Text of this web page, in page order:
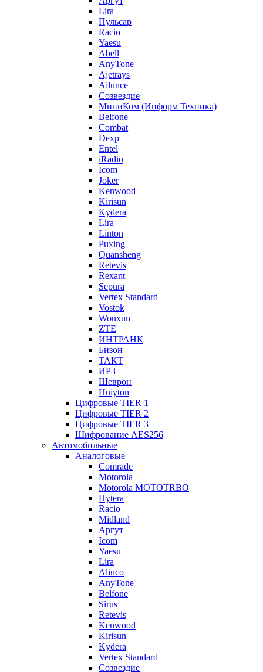
Lira
Пульсар
Racio
Yaesu
Abell
AnyTone
Ajetrays
Ailunce
Созвездие
МиниКом (Информ Техника)
Belfone
Combat
Dexp
Entel
iRadio
Icom
Joker
Kenwood
Kirisun
Kydera
Lira
Linton
Puxing
Quansheng
Retevis
Rexant
Sepura
Vertex Standard
Vostok
Wouxun
ZTE
ИНТРАНК
Бизон
ТАКТ
ИРЗ
Шеврон
Huiyton
Цифровые TIER 1
Цифровые TIER 2
Цифровые TIER 3
Шифрование AES256
Автомобильные
Аналоговые
Comrade
Motorola
Motorola MOTOTRBO
Hytera
Racio
Midland
Аргут
Icom
Yaesu
Lira
Alinco
AnyTone
Belfone
Sirus
Retevis
Kenwood
Kirisun
Kydera
Vertex Standard
Созвездие